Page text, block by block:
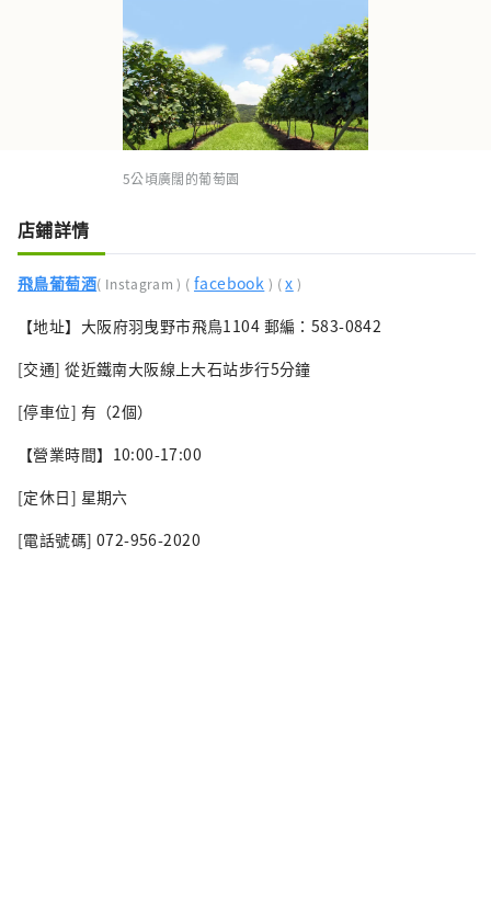
5公頃廣闊的葡萄園
店鋪詳情
飛鳥葡萄酒( Instagram ) ( facebook ) ( x )
【地址】大阪府羽曳野市飛鳥1104 郵編：583-0842
[交通] 從近鐵南大阪線上大石站步行5分鐘
[停車位] 有（2個）
【營業時間】10:00-17:00
[定休日] 星期六
[電話號碼] 072-956-2020